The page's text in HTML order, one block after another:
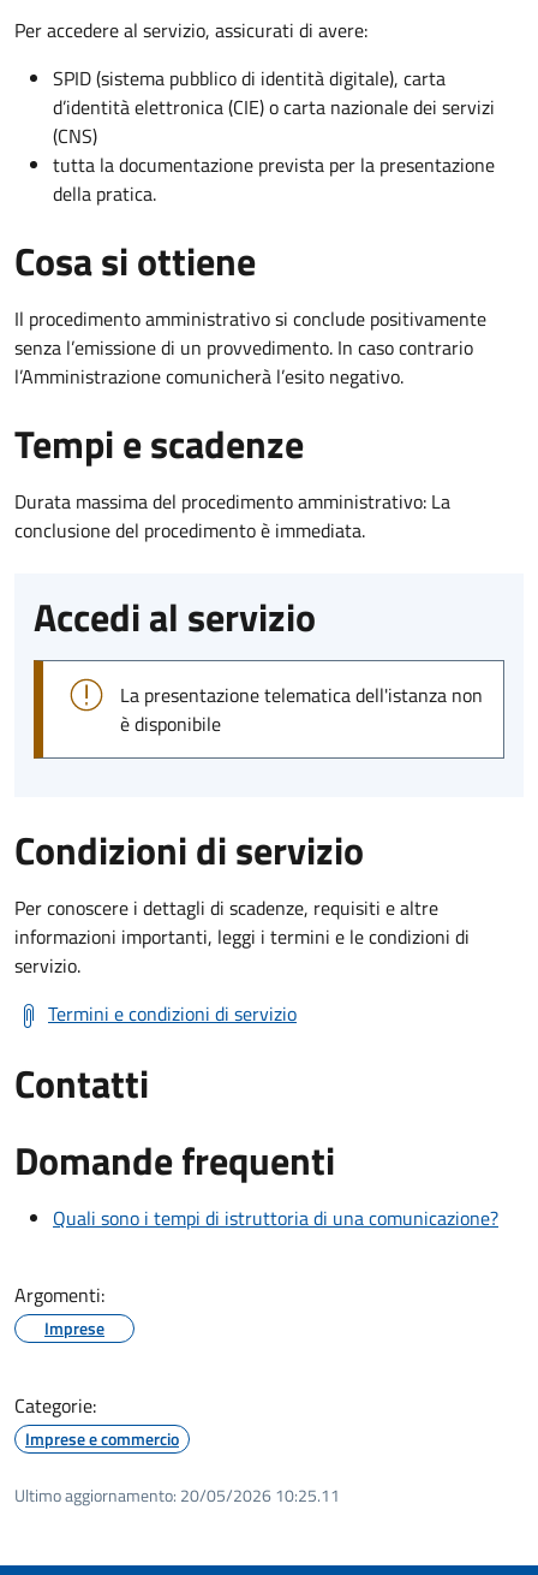
Per accedere al servizio, assicurati di avere:
SPID (sistema pubblico di identità digitale), carta
d’identità elettronica (CIE) o carta nazionale dei servizi
(CNS)
tutta la documentazione prevista per la presentazione
della pratica.
Cosa si ottiene
Il procedimento amministrativo si conclude positivamente
senza l’emissione di un provvedimento. In caso contrario
l’Amministrazione comunicherà l’esito negativo.
Tempi e scadenze
Durata massima del procedimento amministrativo: La
conclusione del procedimento è immediata.
Accedi al servizio
La presentazione telematica dell'istanza non
è disponibile
Condizioni di servizio
Per conoscere i dettagli di scadenze, requisiti e altre
informazioni importanti, leggi i termini e le condizioni di
servizio.
Termini e condizioni di servizio
Contatti
Domande frequenti
Quali sono i tempi di istruttoria di una comunicazione?
Argomenti:
Imprese
Categorie:
Imprese e commercio
Ultimo aggiornamento: 20/05/2026 10:25.11